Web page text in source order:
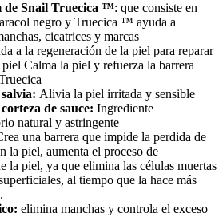
de Snail Truecica ™: que consiste en
negro y Truecica ™ ayuda a
cicatrices y marcas
a la regeneración de la piel para reparar
Calma la piel y refuerza la barrera
Alivia la piel irritada y sensible
de sauce: Ingrediente
natural y astringente
una barrera que impide la perdida de
la piel, aumenta el proceso de
la piel, ya que elimina las células muertas
al tiempo que la hace más
elimina manchas y controla el exceso